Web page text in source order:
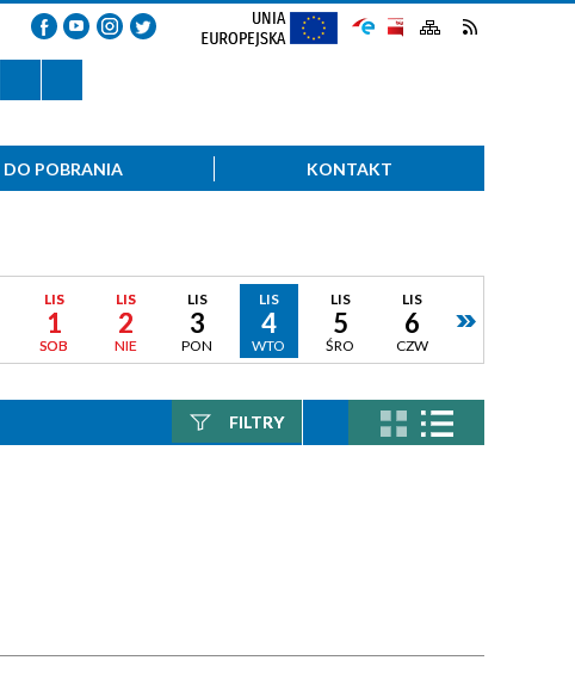
DO POBRANIA KONTAKT
LIS
1
SOB
LIS
2
NIE
LIS
3
PON
LIS
4
WTO
LIS
5
ŚRO
LIS
6
CZW
FILTRY